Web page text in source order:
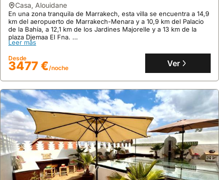
casa, Alouidane
En una zona tranquila de Marrakech, esta villa se encuentra a 14,9
km del aeropuerto de Marrakech-Menara y a 10,9 km del Palacio
de la Bahía, a 12,1 km de los Jardines Majorelle y a 13 km de la
plaza Djemaa El Fna.
Disfrute de una espaciosa área de 120 metros cuadrados con
capacidad para 39 personas, aire acondicionado, piscina exterior y
barbacoa, perfecto para alquileres vacacionales y casas de
vacaciones.
Leer más
Desde
3477 €/noche Ver